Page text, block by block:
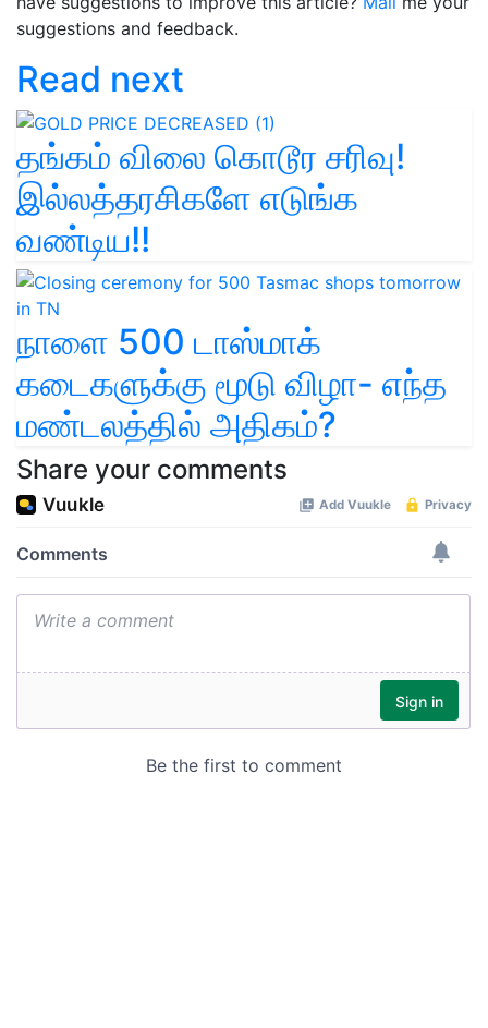
suggestions and feedback.
Read next
தங்கம் விலை கொடூர சரிவு!
இல்லத்தரசிகளே எடுங்க
வண்டிய!!
நாளை 500 டாஸ்மாக்
கடைகளுக்கு மூடு விழா- எந்த
மண்டலத்தில் அதிகம்?
Share your comments